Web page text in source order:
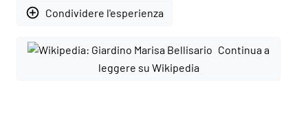
add_circle_outline Condividere l'esperienza
Continua a
leggere su Wikipedia